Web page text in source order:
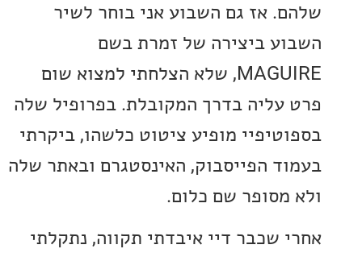
אז גם השבוע אני בוחר לשיר
ביצירה של זמרת בשם
MAGUIRE, שלא הצלחתי למצוא שום
בדרך המקובלת. בפרופיל שלה
מופיע ציטוט כלשהו, ביקרתי
הפייסבוק, האינסטגרם ובאתר שלה
שם כלום.
שכבר דיי איבדתי תקווה, נתקלתי